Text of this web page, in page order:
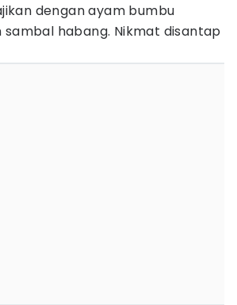
dengan ayam bumbu
sambal habang. Nikmat disantap